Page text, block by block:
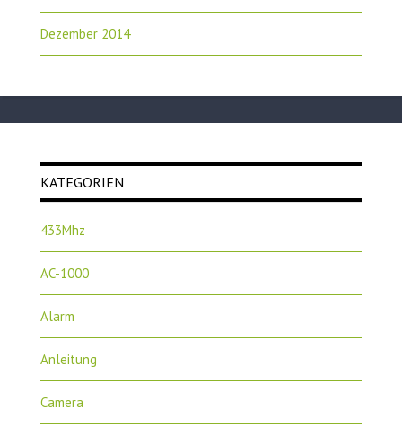
Dezember 2014
KATEGORIEN
433Mhz
AC-1000
Alarm
Anleitung
Camera